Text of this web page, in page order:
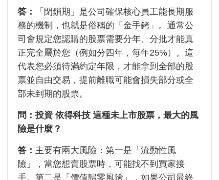
答：
「閉鎖期」是公司確保核心員工能長期服
務的機制，也就是俗稱的「金手銬」。通常公
司會規定您認購的股票需要分年、分批才能真
正完全屬於您（例如分四年，每年25%）。這
代表您必須待滿約定年限，才能拿到全部的股
票並自由交易，提前離職可能會損失部分或全
部未到期的股票。
問：投資 依得科技 這種未上市股票，最大的風
險是什麼？
答： 主要有兩大風險：第一是「流動性風
險」，當您想賣股票時，可能找不到買家接
手。第二是「價值歸零風險」，如果公司最終